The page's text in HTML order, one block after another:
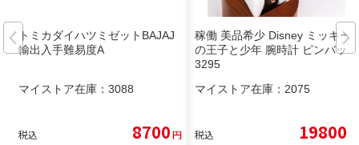
トミカダイハツミゼットBAJAJ
輸出入手難易度A
マイストア在庫： 3088
税込 8700円
稼働 美品希少 Disney ミッキー
の王子と少年 腕時計 ピンバッジ
3295
マイストア在庫： 2075
税込 19800